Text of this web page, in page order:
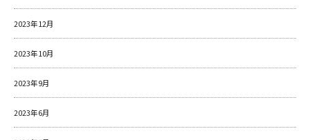
2023年12月
2023年10月
2023年9月
2023年6月